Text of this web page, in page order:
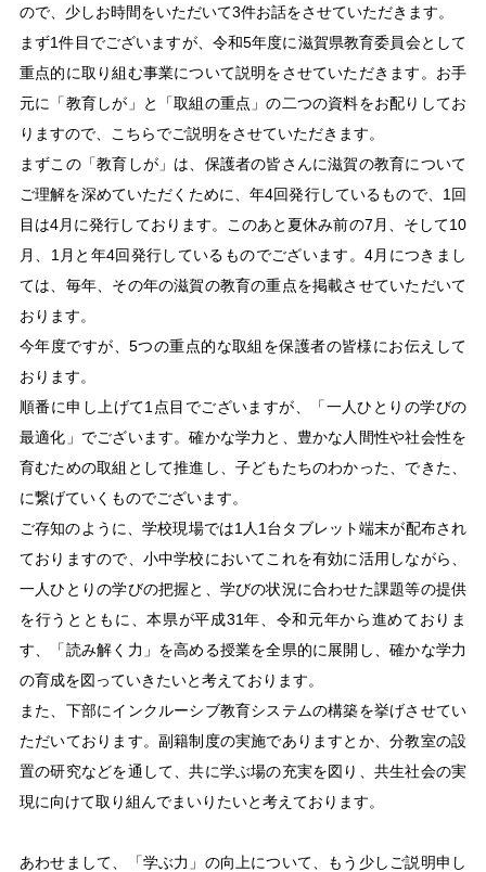
ので、少しお時間をいただいて3件お話をさせていただきます。
まず1件目でございますが、令和5年度に滋賀県教育委員会として
重点的に取り組む事業について説明をさせていただきます。お手
元に「教育しが」と「取組の重点」の二つの資料をお配りしてお
りますので、こちらでご説明をさせていただきます。
まずこの「教育しが」は、保護者の皆さんに滋賀の教育について
ご理解を深めていただくために、年4回発行しているもので、1回
目は4月に発行しております。このあと夏休み前の7月、そして10
月、1月と年4回発行しているものでございます。4月につきまし
ては、毎年、その年の滋賀の教育の重点を掲載させていただいて
おります。
今年度ですが、5つの重点的な取組を保護者の皆様にお伝えして
おります。
順番に申し上げて1点目でございますが、「一人ひとりの学びの
最適化」でございます。確かな学力と、豊かな人間性や社会性を
育むための取組として推進し、子どもたちのわかった、できた、
に繋げていくものでございます。
ご存知のように、学校現場では1人1台タブレット端末が配布され
ておりますので、小中学校においてこれを有効に活用しながら、
一人ひとりの学びの把握と、学びの状況に合わせた課題等の提供
を行うとともに、本県が平成31年、令和元年から進めておりま
す、「読み解く力」を高める授業を全県的に展開し、確かな学力
の育成を図っていきたいと考えております。
また、下部にインクルーシブ教育システムの構築を挙げさせてい
ただいております。副籍制度の実施でありますとか、分教室の設
置の研究などを通して、共に学ぶ場の充実を図り、共生社会の実
現に向けて取り組んでまいりたいと考えております。
あわせまして、「学ぶ力」の向上について、もう少しご説明申し